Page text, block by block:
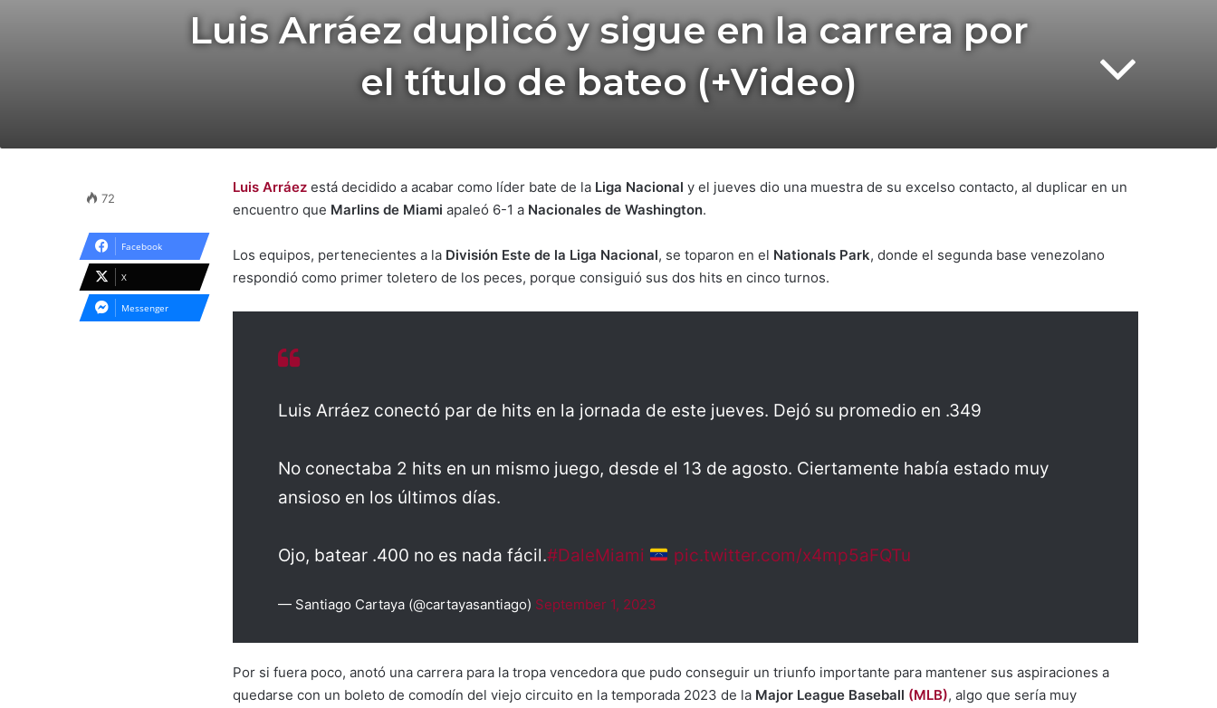
Luis Arráez duplicó y sigue en la carrera por
el título de bateo (+Video)
Luis Arráez está decidido a acabar como líder bate de la Liga Nacional y el jueves dio una muestra de su excelso contacto, al duplicar en un
encuentro que Marlins de Miami apaleó 6-1 a Nacionales de Washington.
Los equipos, pertenecientes a la División Este de la Liga Nacional, se toparon en el Nationals Park, donde el segunda base venezolano
respondió como primer toletero de los peces, porque consiguió sus dos hits en cinco turnos.
Luis Arráez conectó par de hits en la jornada de este jueves. Dejó su promedio en .349
No conectaba 2 hits en un mismo juego, desde el 13 de agosto. Ciertamente había estado muy
ansioso en los últimos días.
Ojo, batear .400 no es nada fácil.#DaleMiami pic.twitter.com/x4mp5aFQTu
— Santiago Cartaya (@cartayasantiago) September 1, 2023
Por si fuera poco, anotó una carrera para la tropa vencedora que pudo conseguir un triunfo importante para mantener sus aspiraciones a
quedarse con un boleto de comodín del viejo circuito en la temporada 2023 de la Major League Baseball (MLB), algo que sería muy
72
Facebook
X
Messenger